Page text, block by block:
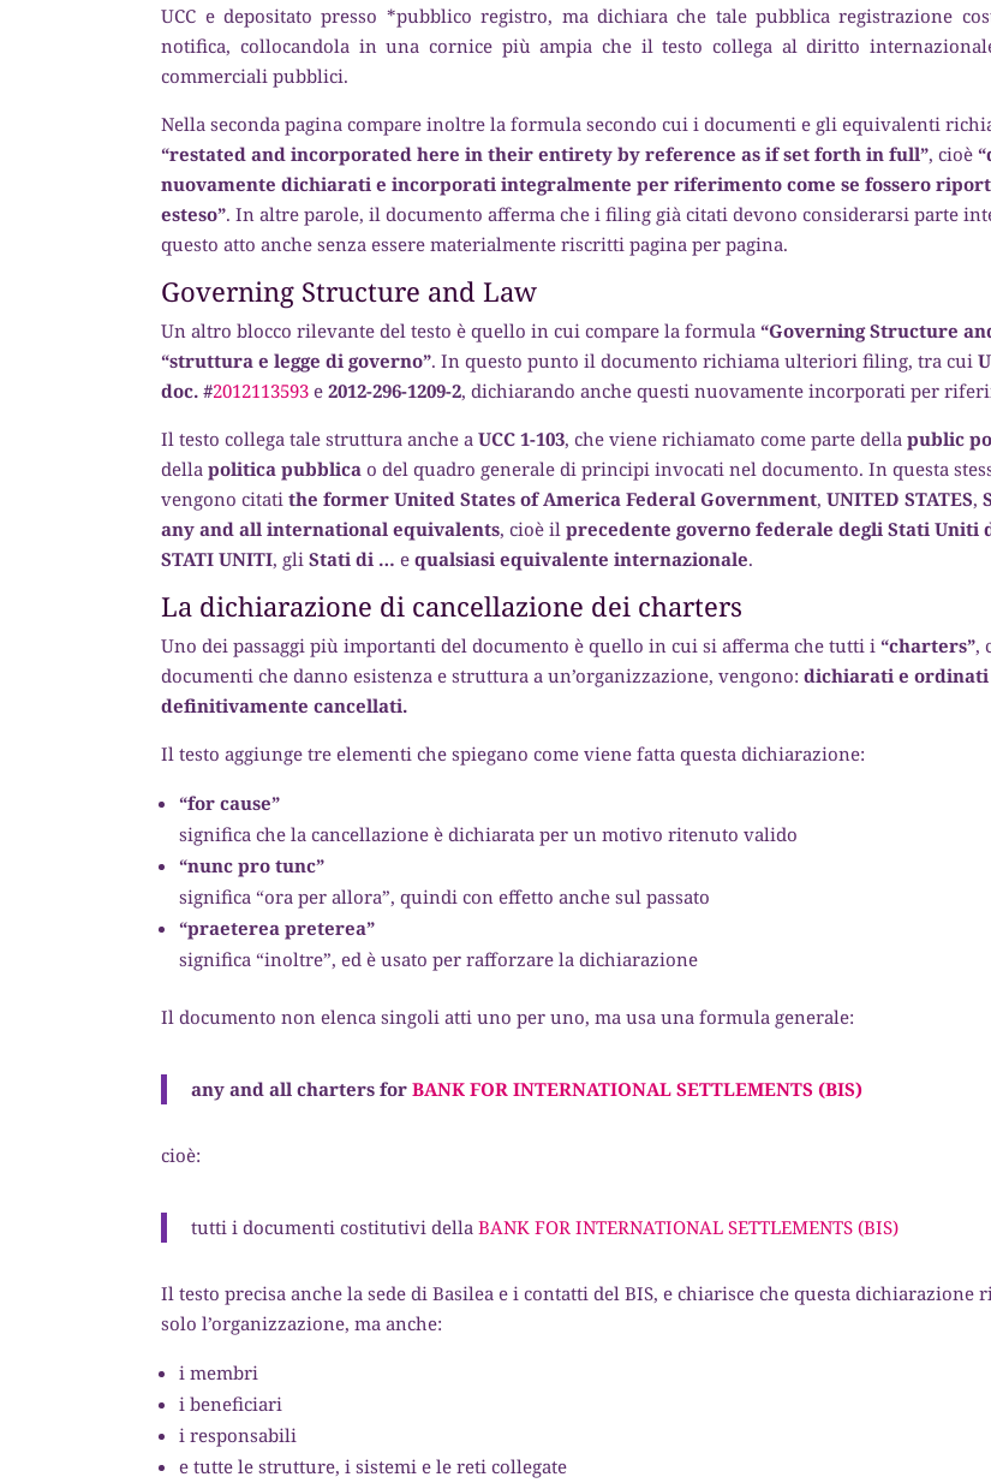
UCC e depositato presso *pubblico registro, ma dichiara che tale pubblica registrazione
notifica, collocandola in una cornice più ampia che il testo collega al diritto
commerciali pubblici.
Nella seconda pagina compare inoltre la formula secondo cui i documenti e gli equivalenti
“restated and incorporated here in their entirety by reference as if set forth in full”, cioè
nuovamente dichiarati e incorporati integralmente per riferimento come se fossero
esteso”. In altre parole, il documento afferma che i filing già citati devono considerarsi parte
questo atto anche senza essere materialmente riscritti pagina per pagina.
Governing Structure and Law
Un altro blocco rilevante del testo è quello in cui compare la formula“Governing Structure
“struttura e legge di governo”. In questo punto il documento richiama ulteriori filing, tra cui
doc. #2012113593 e 2012-296-1209-2, dichiarando anche questi nuovamente incorporati per
Il testo collega tale struttura anche aUCC 1-103, che viene richiamato come parte dellapublic
dellapolitica pubblica o del quadro generale di principi invocati nel documento. In questa
vengono citatithe former United States of America Federal Government,UNITED STATES,
any and all international equivalents, cioè ilprecedente governo federale degli Stati Uniti
STATI UNITI, gliStati di … equalsiasi equivalente internazionale.
La dichiarazione di cancellazione dei charters
Uno dei passaggi più importanti del documento è quello in cui si afferma che tutti i“charters”,
documenti che danno esistenza e struttura a un’organizzazione, vengono:dichiarati e ordinati
definitivamente cancellati.
Il testo aggiunge tre elementi che spiegano come viene fatta questa dichiarazione:
“for cause”
significa che la cancellazione è dichiarata per un motivo ritenuto valido
“nunc pro tunc”
significa “ora per allora”, quindi con effetto anche sul passato
“praeterea preterea”
significa “inoltre”, ed è usato per rafforzare la dichiarazione
Il documento non elenca singoli atti uno per uno, ma usa una formula generale:
any and all charters forBANK FOR INTERNATIONAL SETTLEMENTS (BIS)
cioè:
tutti i documenti costitutivi dellaBANK FOR INTERNATIONAL SETTLEMENTS (BIS)
Il testo precisa anche la sede di Basilea e i contatti del BIS, e chiarisce che questa dichiarazione
solo l’organizzazione, ma anche:
i membri
i beneficiari
i responsabili
e tutte le strutture, i sistemi e le reti collegate